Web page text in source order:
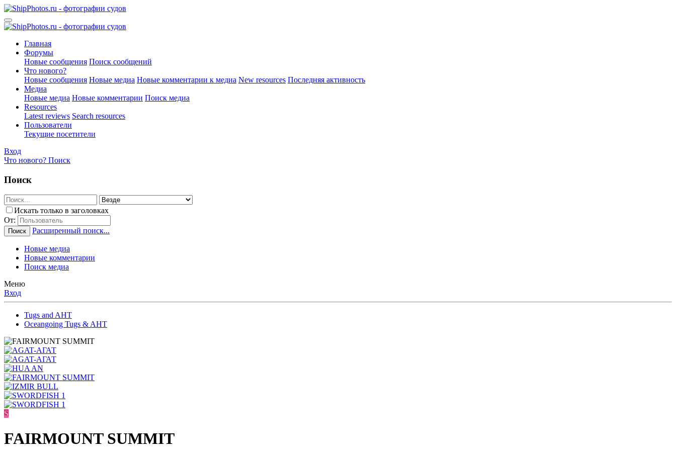
Главная
Форумы
Новые сообщения Поиск сообщений
Что нового?
Новые сообщения Новые медиа Новые комментарии к медиа New resources Последняя активность
Медиа
Новые медиа Новые комментарии Поиск медиа
Resources
Latest reviews Search resources
Пользователи
Текущие посетители
Вход
Что нового? Поиск
Поиск
Искать только в заголовках
От:
Поиск Расширенный поиск...
Новые медиа
Новые комментарии
Поиск медиа
Меню
Вход
Tugs and AHT
Oceangoing Tugs & AHT
S
FAIRMOUNT SUMMIT